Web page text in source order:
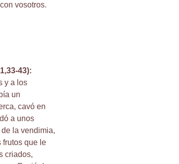
vosotros.
43):
y a los
un
cavó en
a unos
la vendimia,
frutos que le
criados,